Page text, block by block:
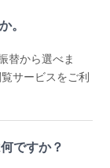
。
替から選べま
サービスをご利
ですか？